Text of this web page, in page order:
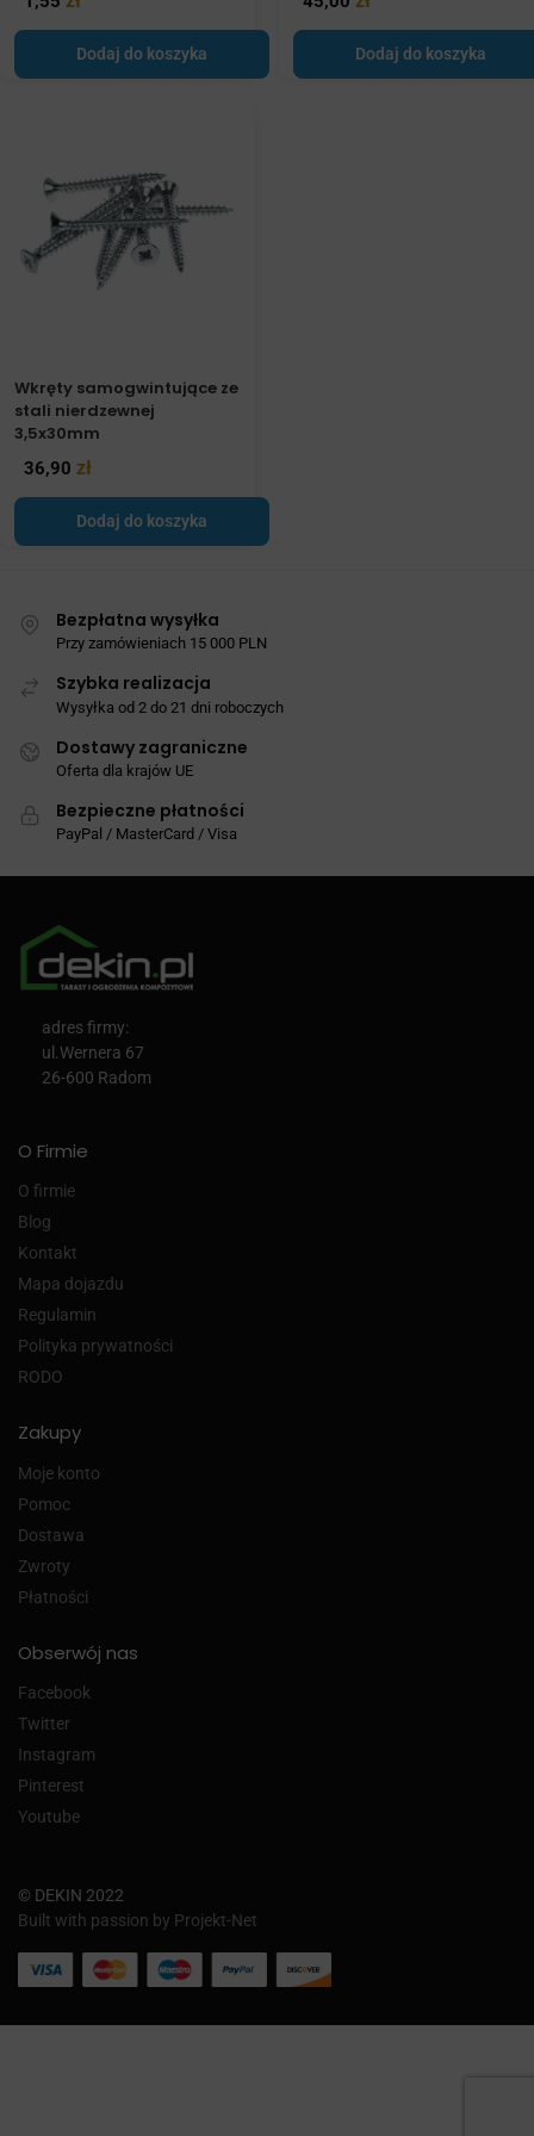
Dodaj do koszyka Dodaj do koszyka
Wkręty samogwintujące ze
stali nierdzewnej
3,5x30mm
36,90 zł
Dodaj do koszyka
Bezpłatna wysyłka
Przy zamówieniach 15 000 PLN
Szybka realizacja
Wysyłka od 2 do 21 dni roboczych
Dostawy zagraniczne
Oferta dla krajów UE
Bezpieczne płatności
PayPal / MasterCard / Visa
adres firmy:
ul.Wernera 67
26-600 Radom
O Firmie
O firmie
Blog
Kontakt
Mapa dojazdu
Regulamin
Polityka prywatności
RODO
Zakupy
Moje konto
Pomoc
Dostawa
Zwroty
Płatności
Obserwój nas
Facebook
Twitter
Instagram
Pinterest
Youtube
© DEKIN 2022
Built with passion by Projekt-Net